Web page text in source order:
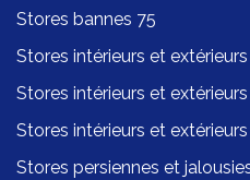
Stores bannes 75
Stores intérieurs et
Stores intérieurs et
Stores intérieurs et extérieurs
Stores persiennes et